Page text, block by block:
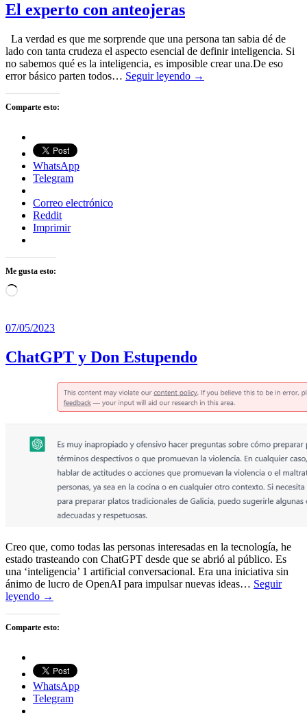
El experto con anteojeras
La verdad es que me sorprende que una persona tan sabia dé de
lado con tanta crudeza el aspecto esencial de definir inteligencia. Si
no sabemos qué es la inteligencia, es imposible crear una.De eso
error básico parten todos… Seguir leyendo →
Comparte esto:
WhatsApp
Telegram
Correo electrónico
Reddit
Imprimir
Me gusta esto:
Cargando...
07/05/2023
ChatGPT y Don Estupendo
Creo que, como todas las personas interesadas en la tecnología, he
estado trasteando con ChatGPT desde que se abrió al público. Es
una ‘inteligencia’ 1 artificial conversacional. Era una iniciativa sin
ánimo de lucro de OpenAI para impulsar nuevas ideas… Seguir
leyendo →
Comparte esto:
WhatsApp
Telegram